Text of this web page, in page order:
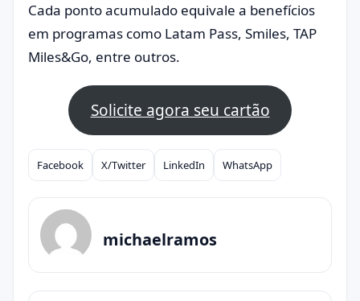
Cada ponto acumulado equivale a benefícios
em programas como Latam Pass, Smiles, TAP
Miles&Go, entre outros.
Solicite agora seu cartão
Compartilhar
Facebook X/Twitter LinkedIn WhatsApp
michaelramos